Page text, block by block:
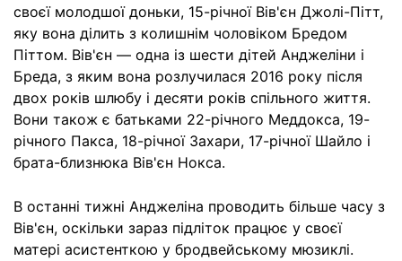
своєї молодшої доньки, 15-річної Вів'єн Джолі-Пітт,
яку вона ділить з колишнім чоловіком Бредом
Піттом. Вів'єн — одна із шести дітей Анджеліни і
Бреда, з яким вона розлучилася 2016 року після
двох років шлюбу і десяти років спільного життя.
Вони також є батьками 22-річного Меддокса, 19-
річного Пакса, 18-річної Захари, 17-річної Шайло і
брата-близнюка Вів'єн Нокса.
В останні тижні Анджеліна проводить більше часу з
Вів'єн, оскільки зараз підліток працює у своєї
матері асистенткою у бродвейському мюзиклі.